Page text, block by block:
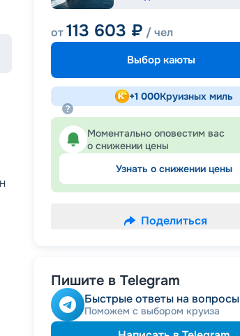
от113 603 ₽ / чел
Выбор каюты
+1 000Круизных миль
Моментально оповестим вас
о снижении цены
Узнать о снижении цены
Поделиться
Пишите в Telegram
Быстрые ответы на вопросы
Поможем с выбором круиза